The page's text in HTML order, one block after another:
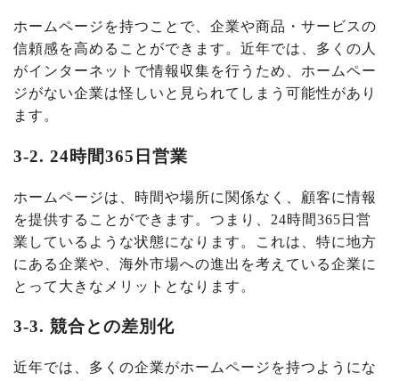
ホームページを持つことで、企業や商品・サービスの
信頼感を高めることができます。近年では、多くの人
がインターネットで情報収集を行うため、ホームペー
ジがない企業は怪しいと見られてしまう可能性があり
ます。
3-2. 24時間365日営業
ホームページは、時間や場所に関係なく、顧客に情報
を提供することができます。つまり、24時間365日営
業しているような状態になります。これは、特に地方
にある企業や、海外市場への進出を考えている企業に
とって大きなメリットとなります。
3-3. 競合との差別化
近年では、多くの企業がホームページを持つようにな